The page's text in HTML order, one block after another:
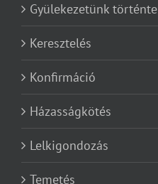
Gyülekezetünk történte
Keresztelés
Konfirmáció
Házasságkötés
Lelkigondozás
Temetés